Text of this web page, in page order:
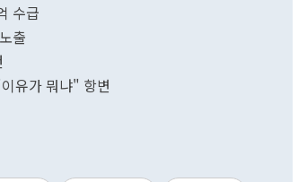
수급
출
유가 뭐냐" 항변